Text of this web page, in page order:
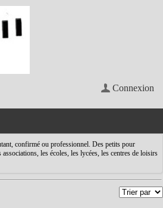
Connexion
confirmé ou professionnel. Des petits pour
les écoles, les lycées, les centres de loisirs